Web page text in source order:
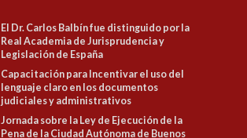
El Dr. Carlos Balbín fue distinguido por la
Real Academia de Jurisprudencia y
Legislación de España
Capacitación para Incentivar el uso del
lenguaje claro en los documentos
judiciales y administrativos
Jornada sobre la Ley de Ejecución de la
Pena de la Ciudad Autónoma de Buenos